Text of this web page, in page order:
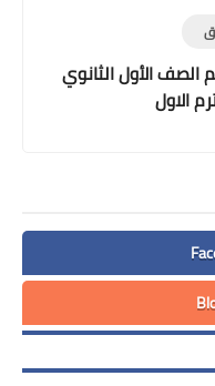
الصف الأول الثانوي